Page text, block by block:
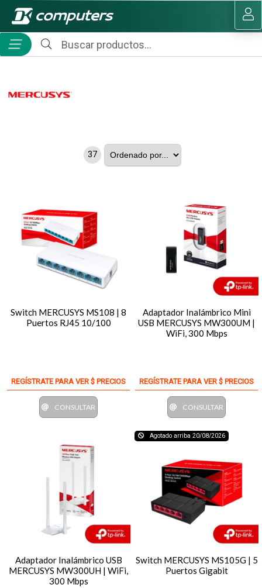
MI COMPRA
37
Switch MERCUSYS MS108 | 8
Puertos RJ45 10/100
REGÍSTRATE PARA VER $ PRECIOS
CONSULTAR
Adaptador Inalámbrico Mini
USB MERCUSYS MW300UM |
WiFi, 300 Mbps
REGÍSTRATE PARA VER $ PRECIOS
CONSULTAR
Adaptador Inalámbrico USB
MERCUSYS MW300UH | WiFi,
300 Mbps
Agotado arriba 20/08/2026
Switch MERCUSYS MS105G | 5
Puertos Gigabit